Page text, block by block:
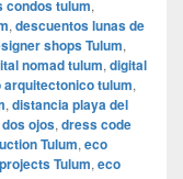
condos tulum,
, descuentos lunas de
shops Tulum,
nomad tulum, digital
arquitectonico tulum,
, distancia playa del
dos ojos, dress code
Tulum, eco
Tulum, eco